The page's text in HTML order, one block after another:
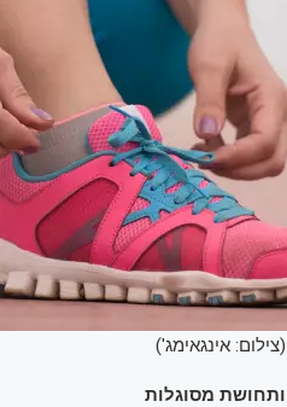
אינגאימג')
ותחושת מסוגלות